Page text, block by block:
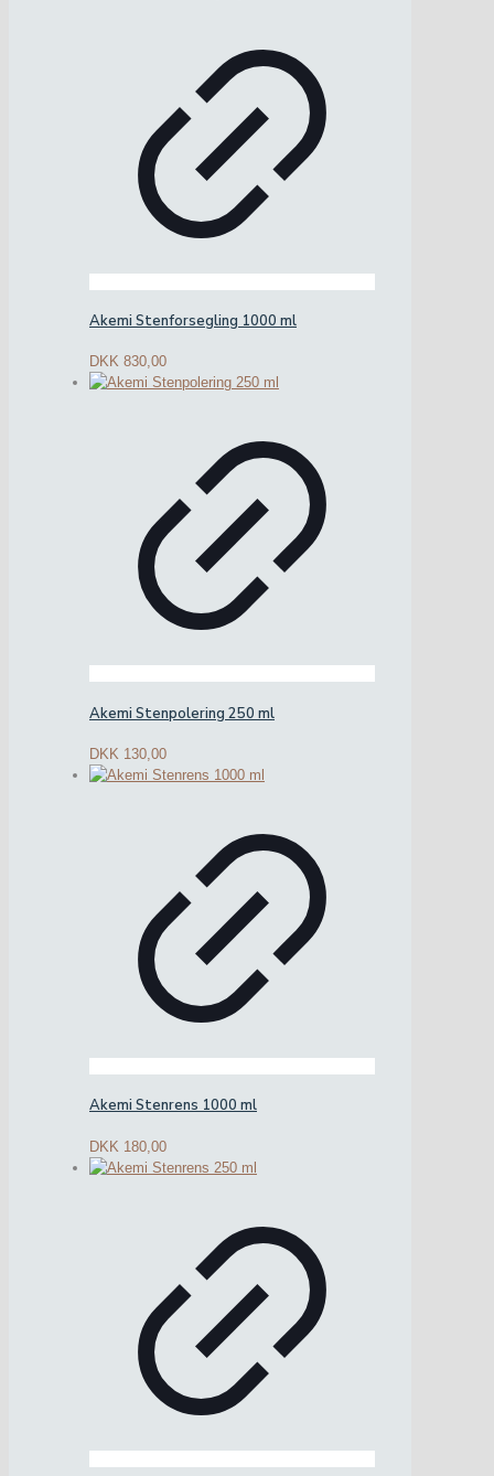
Akemi Stenforsegling 1000 ml
DKK 830,00
Akemi Stenpolering 250 ml
DKK 130,00
Akemi Stenrens 1000 ml
DKK 180,00